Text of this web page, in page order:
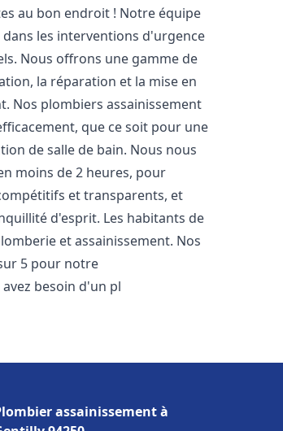
au bon endroit ! Notre équipe
dans les interventions d'urgence
Nous offrons une gamme de
la réparation et la mise en
Nos plombiers assainissement
que ce soit pour une
de salle de bain. Nous nous
moins de 2 heures, pour
et transparents, et
d'esprit. Les habitants de
et assainissement. Nos
5 pour notre
besoin d'un pl
assainissement à